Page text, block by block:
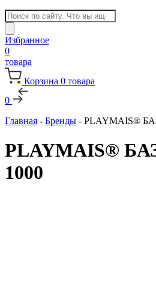
Поиск
товаров
Избранное
0
товара
Корзина 0 товара
0
Главная - Бренды - PLAYMAIS®
PLAYMAIS®
1000